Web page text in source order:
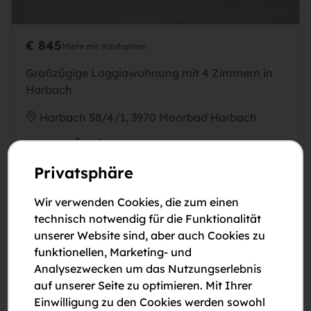
€ 845 Miete mit Kaufoption
Großzügige Loggiawohnung mit 4 Zimmern in
Harbach
Harbach 58/4/1, 3970 Moorbad Harbach
115,64 m24 ZimmerTop 1
Balkon / Loggia / Terrasse
Sofortbezug
Privatsphäre
Wir verwenden Cookies, die zum einen
technisch notwendig für die Funktionalität
unserer Website sind, aber auch Cookies zu
funktionellen, Marketing- und
Analysezwecken um das Nutzungserlebnis
auf unserer Seite zu optimieren. Mit Ihrer
Einwilligung zu den Cookies werden sowohl